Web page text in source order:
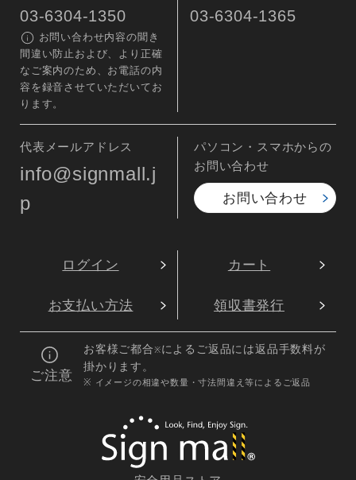
03-6304-1350
お問い合わせ内容の聞き
間違い防止および、より正確
なご案内のため、お電話の内
容を録音させていただいてお
ります。
03-6304-1365
代表メールアドレス
info@signmall.j
p
パソコン・スマホからの
お問い合わせ
お問い合わせ
ログイン カート
お支払い方法 領収書発行
ご注意
お客様ご都合※によるご返品には返品手数料が
掛かります。
※ イメージの相違や数量・寸法間違え等によるご返品